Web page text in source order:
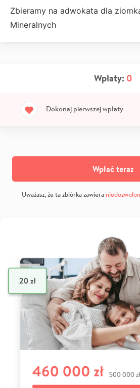
Zbieramy na adwokata dla
Mineralnych
Wpłaty: 0
Dokonaj pierwszej wpłaty
Wpłać teraz
Uważasz, że ta zbiórka zawiera